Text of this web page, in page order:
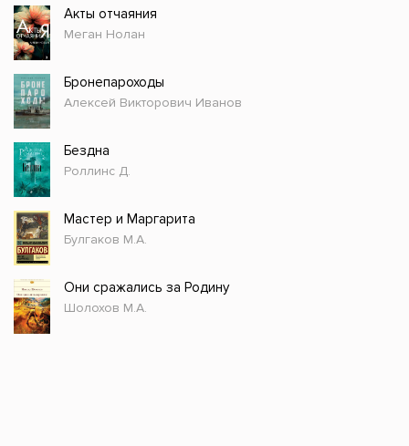
Акты отчаяния
Меган Нолан
Бронепароходы
Алексей Викторович Иванов
Бездна
Роллинс Д.
Мастер и Маргарита
Булгаков М.А.
Они сражались за Родину
Шолохов М.А.